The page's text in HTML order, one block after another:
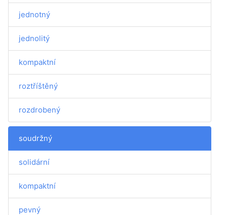
jednotný
jednolitý
kompaktní
roztříštěný
rozdrobený
soudržný
solidární
kompaktní
pevný